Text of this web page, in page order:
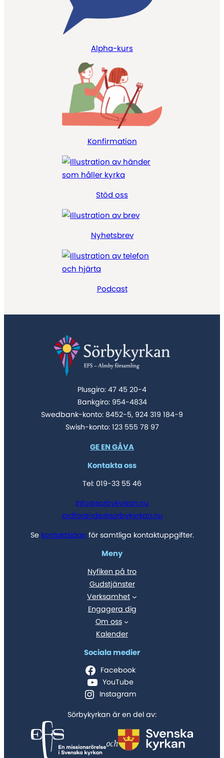
Alpha-kurs
Konfirmation
Stöd oss
Nyhetsbrev
Podcast
Plusgiro: 47 45 20-4
Bankgiro: 954-4834
Swedbank-konto: 8452-5, 924 319 184-9
Swish-konto: 123 555 78 97
GE EN GÅVA
Kontakta oss
Tel: 019-33 55 46
info@sorbykyrkan.nu
ordforande@sorbykyrkan.nu
Se kontaktsidan för samtliga kontaktuppgifter.
Meny
Nyfiken på tro
Gudstjänster
Verksamhet
Engagera dig
Om oss
Kalender
Sociala medier
Facebook
YouTube
Instagram
Sörbykyrkan är en del av:
och